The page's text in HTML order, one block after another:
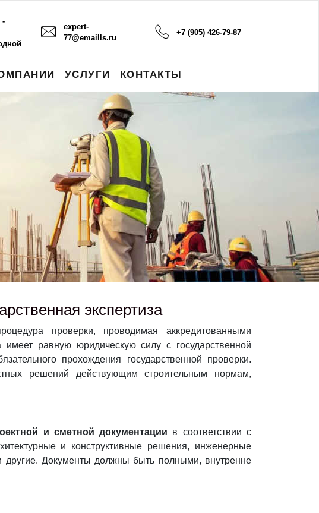
-
expert-
77@emaills.ru
+7 (905) 426-79-87
УСЛУГИ КОНТАКТЫ
экспертиза
проверки, проводимая аккредитованными
равную юридическую силу с государственной
прохождения государственной проверки.
решений действующим строительным нормам,
и сметной документации в соответствии с
и конструктивные решения, инженерные
другие. Документы должны быть полными, внутренне